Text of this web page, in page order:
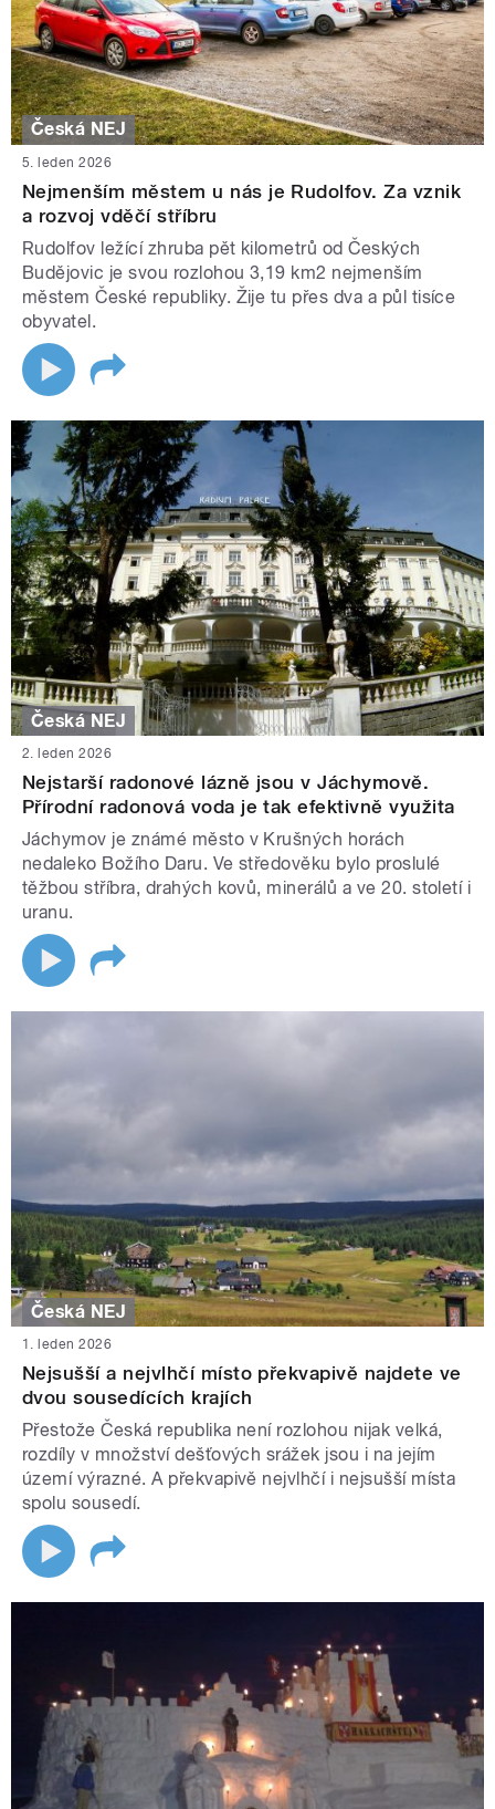
Česká NEJ
5. leden 2026
Nejmenším městem u nás je Rudolfov. Za vznik
a rozvoj vděčí stříbru
Rudolfov ležící zhruba pět kilometrů od Českých
Budějovic je svou rozlohou 3,19 km2 nejmenším
městem České republiky. Žije tu přes dva a půl tisíce
obyvatel.
Česká NEJ
2. leden 2026
Nejstarší radonové lázně jsou v Jáchymově.
Přírodní radonová voda je tak efektivně využita
Jáchymov je známé město v Krušných horách
nedaleko Božího Daru. Ve středověku bylo proslulé
těžbou stříbra, drahých kovů, minerálů a ve 20. století i
uranu.
Česká NEJ
1. leden 2026
Nejsušší a nejvlhčí místo překvapivě najdete ve
dvou sousedících krajích
Přestože Česká republika není rozlohou nijak velká,
rozdíly v množství dešťových srážek jsou i na jejím
území výrazné. A překvapivě nejvlhčí i nejsušší místa
spolu sousedí.